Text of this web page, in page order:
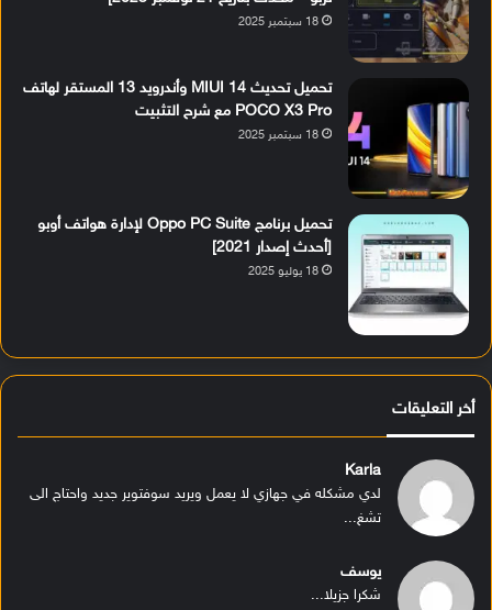
18 سبتمبر 2025
تحميل تحديث MIUI 14 وأندرويد 13 المستقر لهاتف
POCO X3 Pro مع شرح التثبيت
18 سبتمبر 2025
تحميل برنامج Oppo PC Suite لإدارة هواتف أوبو
[أحدث إصدار 2021]
18 يوليو 2025
أخر التعليقات
Karla
لدي مشكله في جهازي لا يعمل ويريد سوفتوير جديد واحتاج الى
تشغ...
يوسف
شكرا جزيلا...